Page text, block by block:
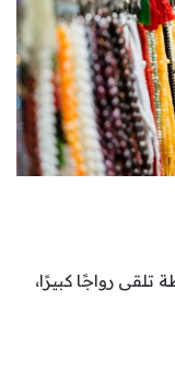
تلقى رواجًا كبيرًا،